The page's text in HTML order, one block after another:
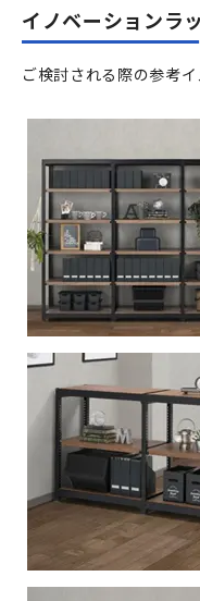
イノベーションラ
ご検討される際の参考